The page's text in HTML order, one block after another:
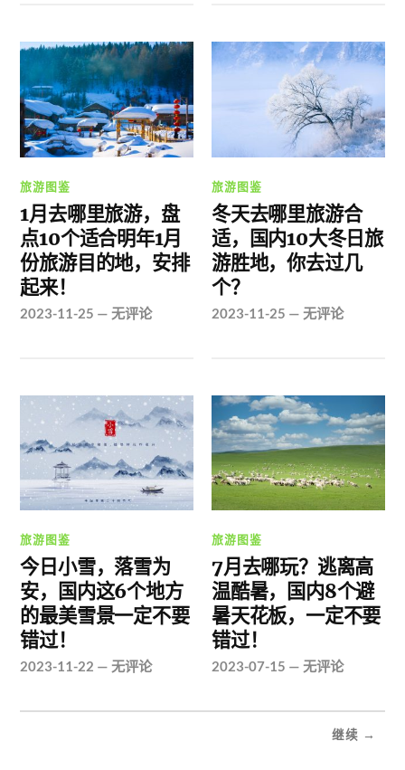
旅游图鉴
1月去哪里旅游，盘
点10个适合明年1月
份旅游目的地，安排
起来！
2023-11-25 —无评论
旅游图鉴
冬天去哪里旅游合
适，国内10大冬日旅
游胜地，你去过几
个？
2023-11-25 —无评论
旅游图鉴
今日小雪，落雪为
安，国内这6个地方
的最美雪景一定不要
错过！
2023-11-22 —无评论
旅游图鉴
7月去哪玩？逃离高
温酷暑，国内8个避
暑天花板，一定不要
错过！
2023-07-15 —无评论
继续 →